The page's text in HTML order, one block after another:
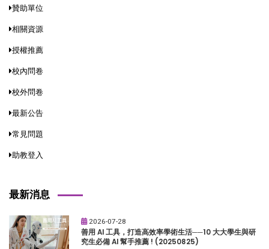
贊助單位
相關資源
授權推薦
校內問卷
校外問卷
最新公告
常見問題
助教登入
最新消息
2026-07-28
善用 AI 工具，打造高效率學術生活──10 大大學生與研
究生必備 AI 幫手推薦 ! (20250825)